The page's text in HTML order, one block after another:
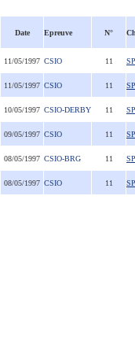
Date Epreuve N°
11/05/1997 CSIO 11
11/05/1997 CSIO 11
10/05/1997 CSIO-DERBY 11
09/05/1997 CSIO 11
08/05/1997 CSIO-BRG 11
08/05/1997 CSIO 11